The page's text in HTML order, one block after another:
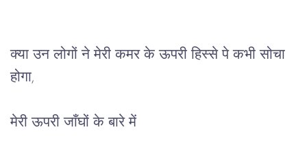
क्या उन लोगों ने मेरी कमर के ऊपरी हिस्से पे कभी सोचा
होगा,
मेरी ऊपरी जाँघों के बारे में